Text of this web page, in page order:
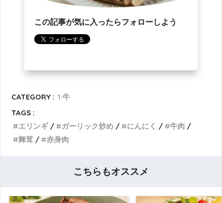
この記事が気に入ったらフォローしよう
CATEGORY : 1.牛
TAGS :
エリンギ
ガーリック炒め にんにく
牛肉
舞茸
赤身肉
こちらもオススメ